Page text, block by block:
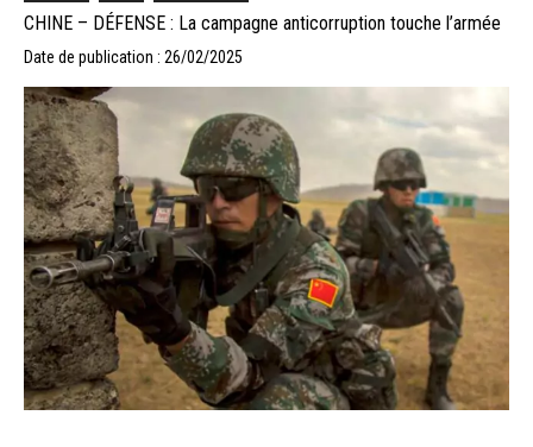
CHINE – DÉFENSE : La campagne anticorruption touche l’armée
Date de publication : 26/02/2025